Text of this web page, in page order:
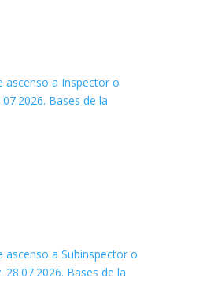
ascenso a Inspector o
Bases de la
ascenso a Subinspector o
28.07.2026. Bases de la